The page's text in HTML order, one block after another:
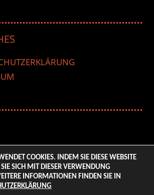
BASE – Life & Style Magazine.
| Based on
COOKIES. INDEM SIE DIESE WEBSITE
SICH MIT DIESER VERWENDUNG
INFORMATIONEN FINDEN SIE IN